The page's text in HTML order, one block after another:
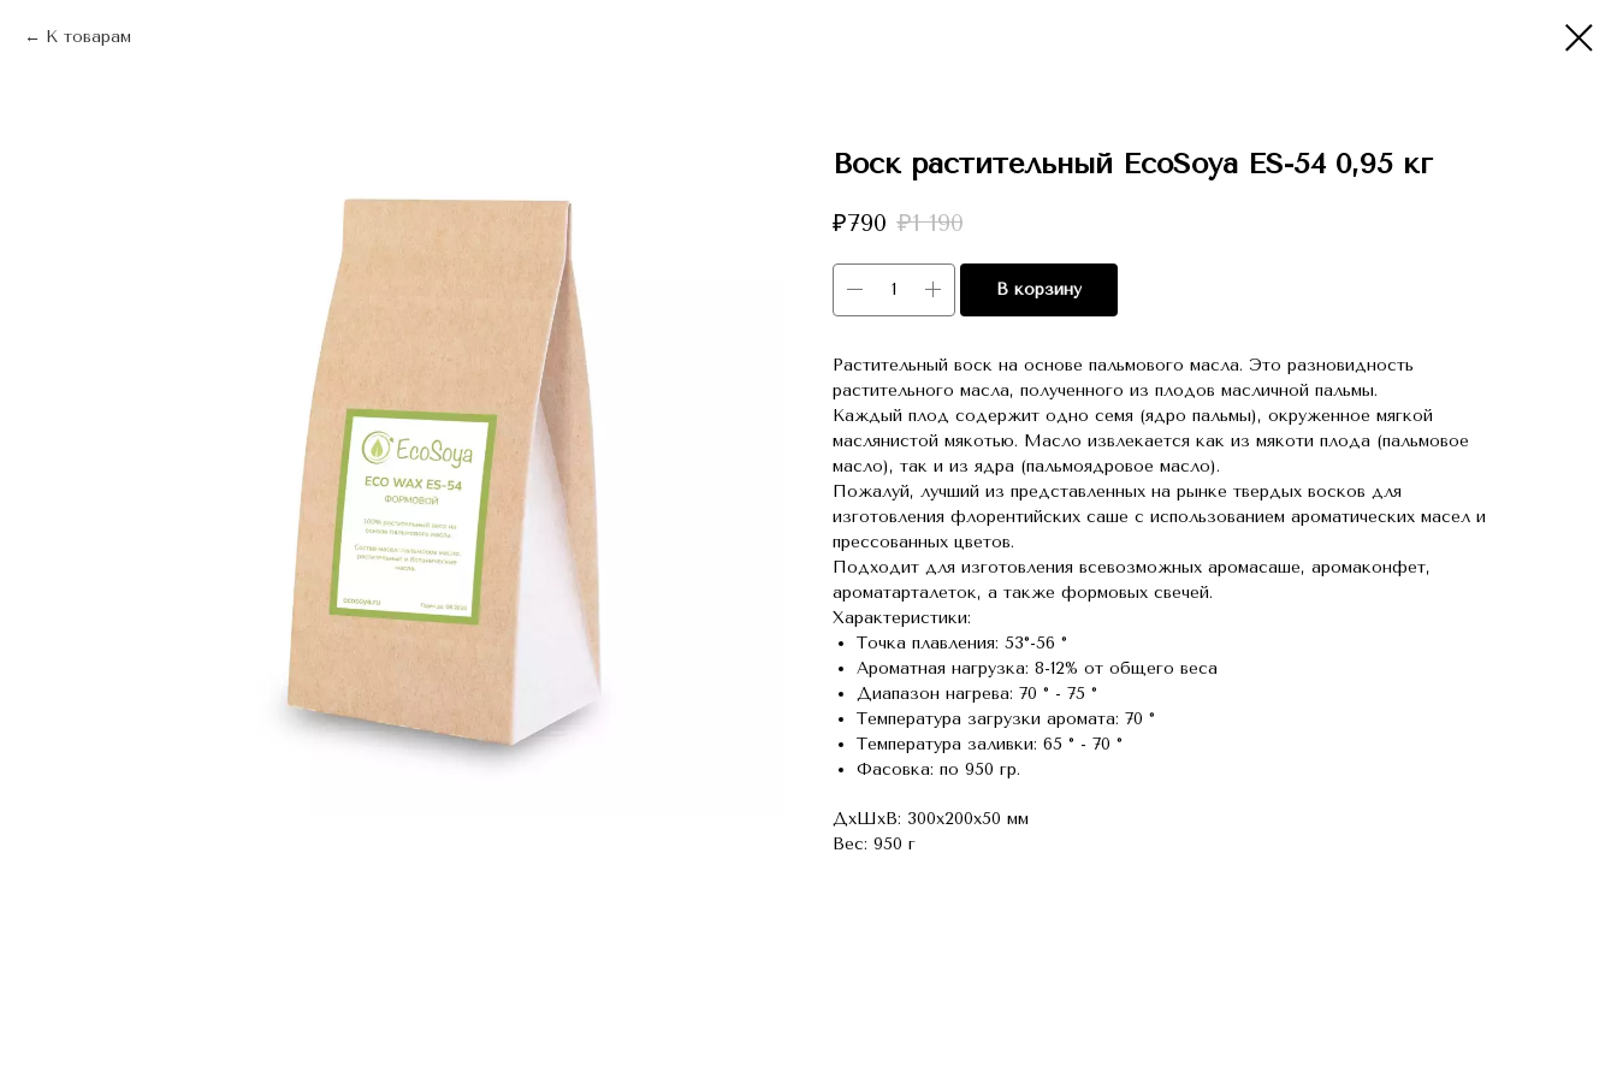
К товарам
Воск растительный EcoSoya ES-54 0,95 кг
₽790 ₽1 190
В корзину
Растительный воск на основе пальмового масла. Это разновидность
растительного масла, полученного из плодов масличной пальмы.
Каждый плод содержит одно семя (ядро пальмы), окруженное мягкой
маслянистой мякотью. Масло извлекается как из мякоти плода (пальмовое
масло), так и из ядра (пальмоядровое масло).
Пожалуй, лучший из представленных на рынке твердых восков для
изготовления флорентийских саше с использованием ароматических масел и
прессованных цветов.
Подходит для изготовления всевозможных аромасаше, аромаконфет,
ароматарталеток, а также формовых свечей.
Характеристики:
Точка плавления: 53°-56 °
Ароматная нагрузка: 8-12% от общего веса
Диапазон нагрева: 70 ° - 75 °
Температура загрузки аромата: 70 °
Температура заливки: 65 ° - 70 °
Фасовка: по 950 гр.
ДxШxВ: 300x200x50 мм
Вес: 950 г